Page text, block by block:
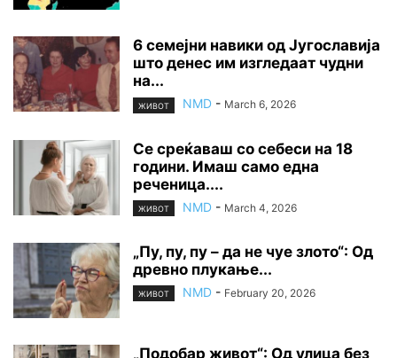
6 семејни навики од Југославија
што денес им изгледаат чудни
на...
ЖИВОТ NMD - March 6, 2026
Се среќаваш со себеси на 18
години. Имаш само една
реченица....
ЖИВОТ NMD - March 4, 2026
„Пу, пу, пу – да не чуе злото“: Од
древно плукање...
ЖИВОТ NMD - February 20, 2026
„Подобар живот“: Од улица без